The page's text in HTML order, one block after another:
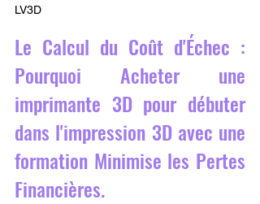
LV3D
Le Calcul du Coût d'Échec :
Pourquoi Acheter une
imprimante 3D pour débuter
dans l'impression 3D avec une
formation Minimise les Pertes
Financières.